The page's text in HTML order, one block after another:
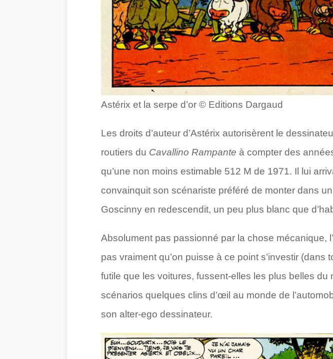
Astérix et la serpe d’or © Editions Dargaud
Les droits d’auteur d’Astérix autorisèrent le
routiers du Cavallino Rampante à compter des
qu’une non moins estimable 512 M de 1971. Il lui
convainquit son scénariste préféré de monter dans
Goscinny en redescendit, un peu plus blanc que
Absolument pas passionné par la chose mécanique,
pas vraiment qu’on puisse à ce point s’investir
futile que les voitures, fussent-elles les plus belles du
scénarios quelques clins d’œil au monde de
son alter-ego dessinateur.